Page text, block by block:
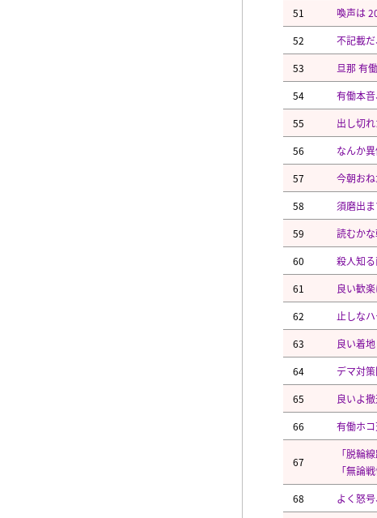
51
喚声は
52
不記載
53
旦那 有
54
有働本
55
出し切
56
なんか
57
今朝お
58
須磨出
59
読むか
60
殺人知
61
良い歓
62
止しな
63
良い着
64
デマ対
65
良いよ
66
有働ホ
67
「脱輪
「無論
68 よく怒